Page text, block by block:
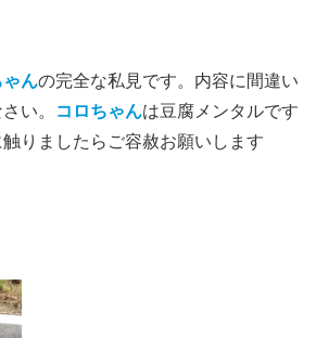
ゃんの完全な私見です。内容に間違い
い。
コロちゃんは豆腐メンタルです
りましたらご容赦お願いします